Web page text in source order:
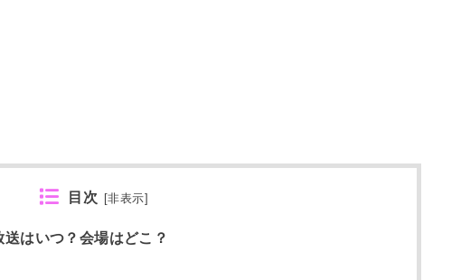
目次 [非表示
はいつ？会場はどこ？